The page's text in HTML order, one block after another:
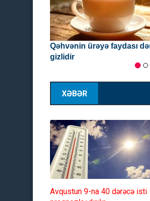
Tərtərdə ər-
yaydı
AZAL-dan gələn səhv
Naxçıvandan Bakıya 36
XƏBƏR
Avqustun 9-na 40 dərəcə isti